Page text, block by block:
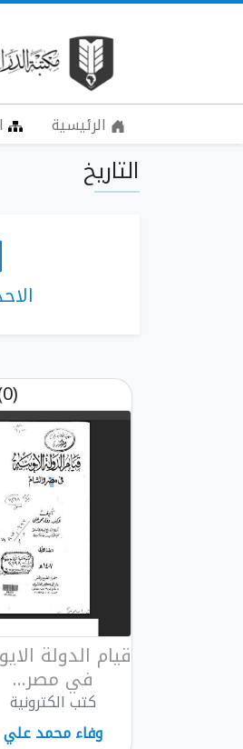
الرئيسية
التاريخ
(0)
قيام الدولة
في مصر...
كتب الكترونية
وفاء محمد علي